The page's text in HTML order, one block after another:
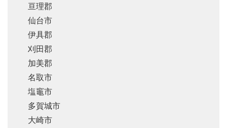
亘理郡
仙台市
伊具郡
刈田郡
加美郡
名取市
塩竈市
多賀城市
大崎市